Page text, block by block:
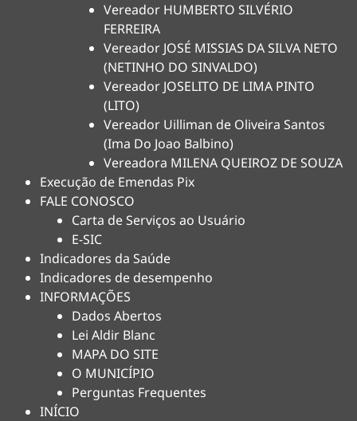
Vereador HUMBERTO SILVÉRIO
FERREIRA
Vereador JOSÉ MISSIAS DA SILVA NETO
(NETINHO DO SINVALDO)
Vereador JOSELITO DE LIMA PINTO
(LITO)
Vereador Uilliman de Oliveira Santos
(Ima Do Joao Balbino)
Vereadora MILENA QUEIROZ DE SOUZA
Execução de Emendas Pix
FALE CONOSCO
Carta de Serviços ao Usuário
E-SIC
Indicadores da Saúde
Indicadores de desempenho
INFORMAÇÕES
Dados Abertos
Lei Aldir Blanc
MAPA DO SITE
O MUNICÍPIO
Perguntas Frequentes
INÍCIO